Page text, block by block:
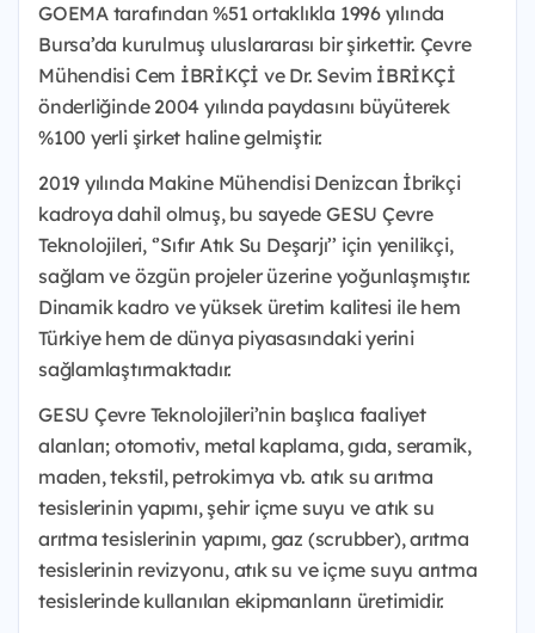
GOEMA tarafından %51 ortaklıkla 1996 yılında
Bursa’da kurulmuş uluslararası bir şirkettir. Çevre
Mühendisi Cem İBRİKÇİ ve Dr. Sevim İBRİKÇİ
önderliğinde 2004 yılında paydasını büyüterek
%100 yerli şirket haline gelmiştir.
2019 yılında Makine Mühendisi Denizcan İbrikçi
kadroya dahil olmuş, bu sayede GESU Çevre
Teknolojileri, ‘’Sıfır Atık Su Deşarjı’’ için yenilikçi,
sağlam ve özgün projeler üzerine yoğunlaşmıştır.
Dinamik kadro ve yüksek üretim kalitesi ile hem
Türkiye hem de dünya piyasasındaki yerini
sağlamlaştırmaktadır.
GESU Çevre Teknolojileri’nin başlıca faaliyet
alanları; otomotiv, metal kaplama, gıda, seramik,
maden, tekstil, petrokimya vb. atık su arıtma
tesislerinin yapımı, şehir içme suyu ve atık su
arıtma tesislerinin yapımı, gaz (scrubber), arıtma
tesislerinin revizyonu, atık su ve içme suyu arıtma
tesislerinde kullanılan ekipmanların üretimidir.